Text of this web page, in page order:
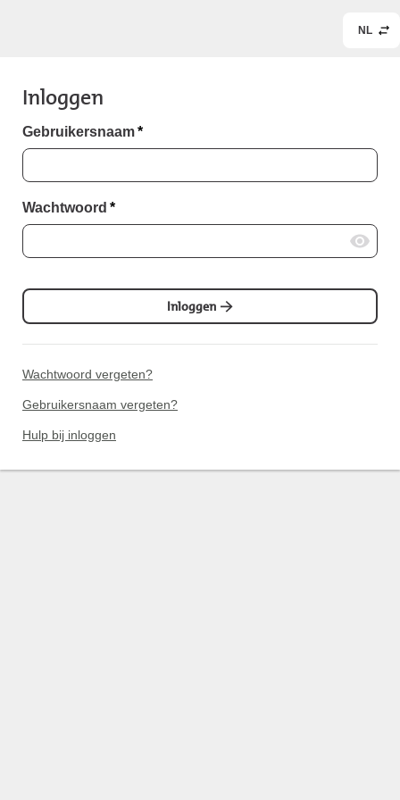
NL
Inloggen
Gebruikersnaam*
Wachtwoord *
Inloggen
Wachtwoord vergeten?
Gebruikersnaam vergeten?
Hulp bij inloggen